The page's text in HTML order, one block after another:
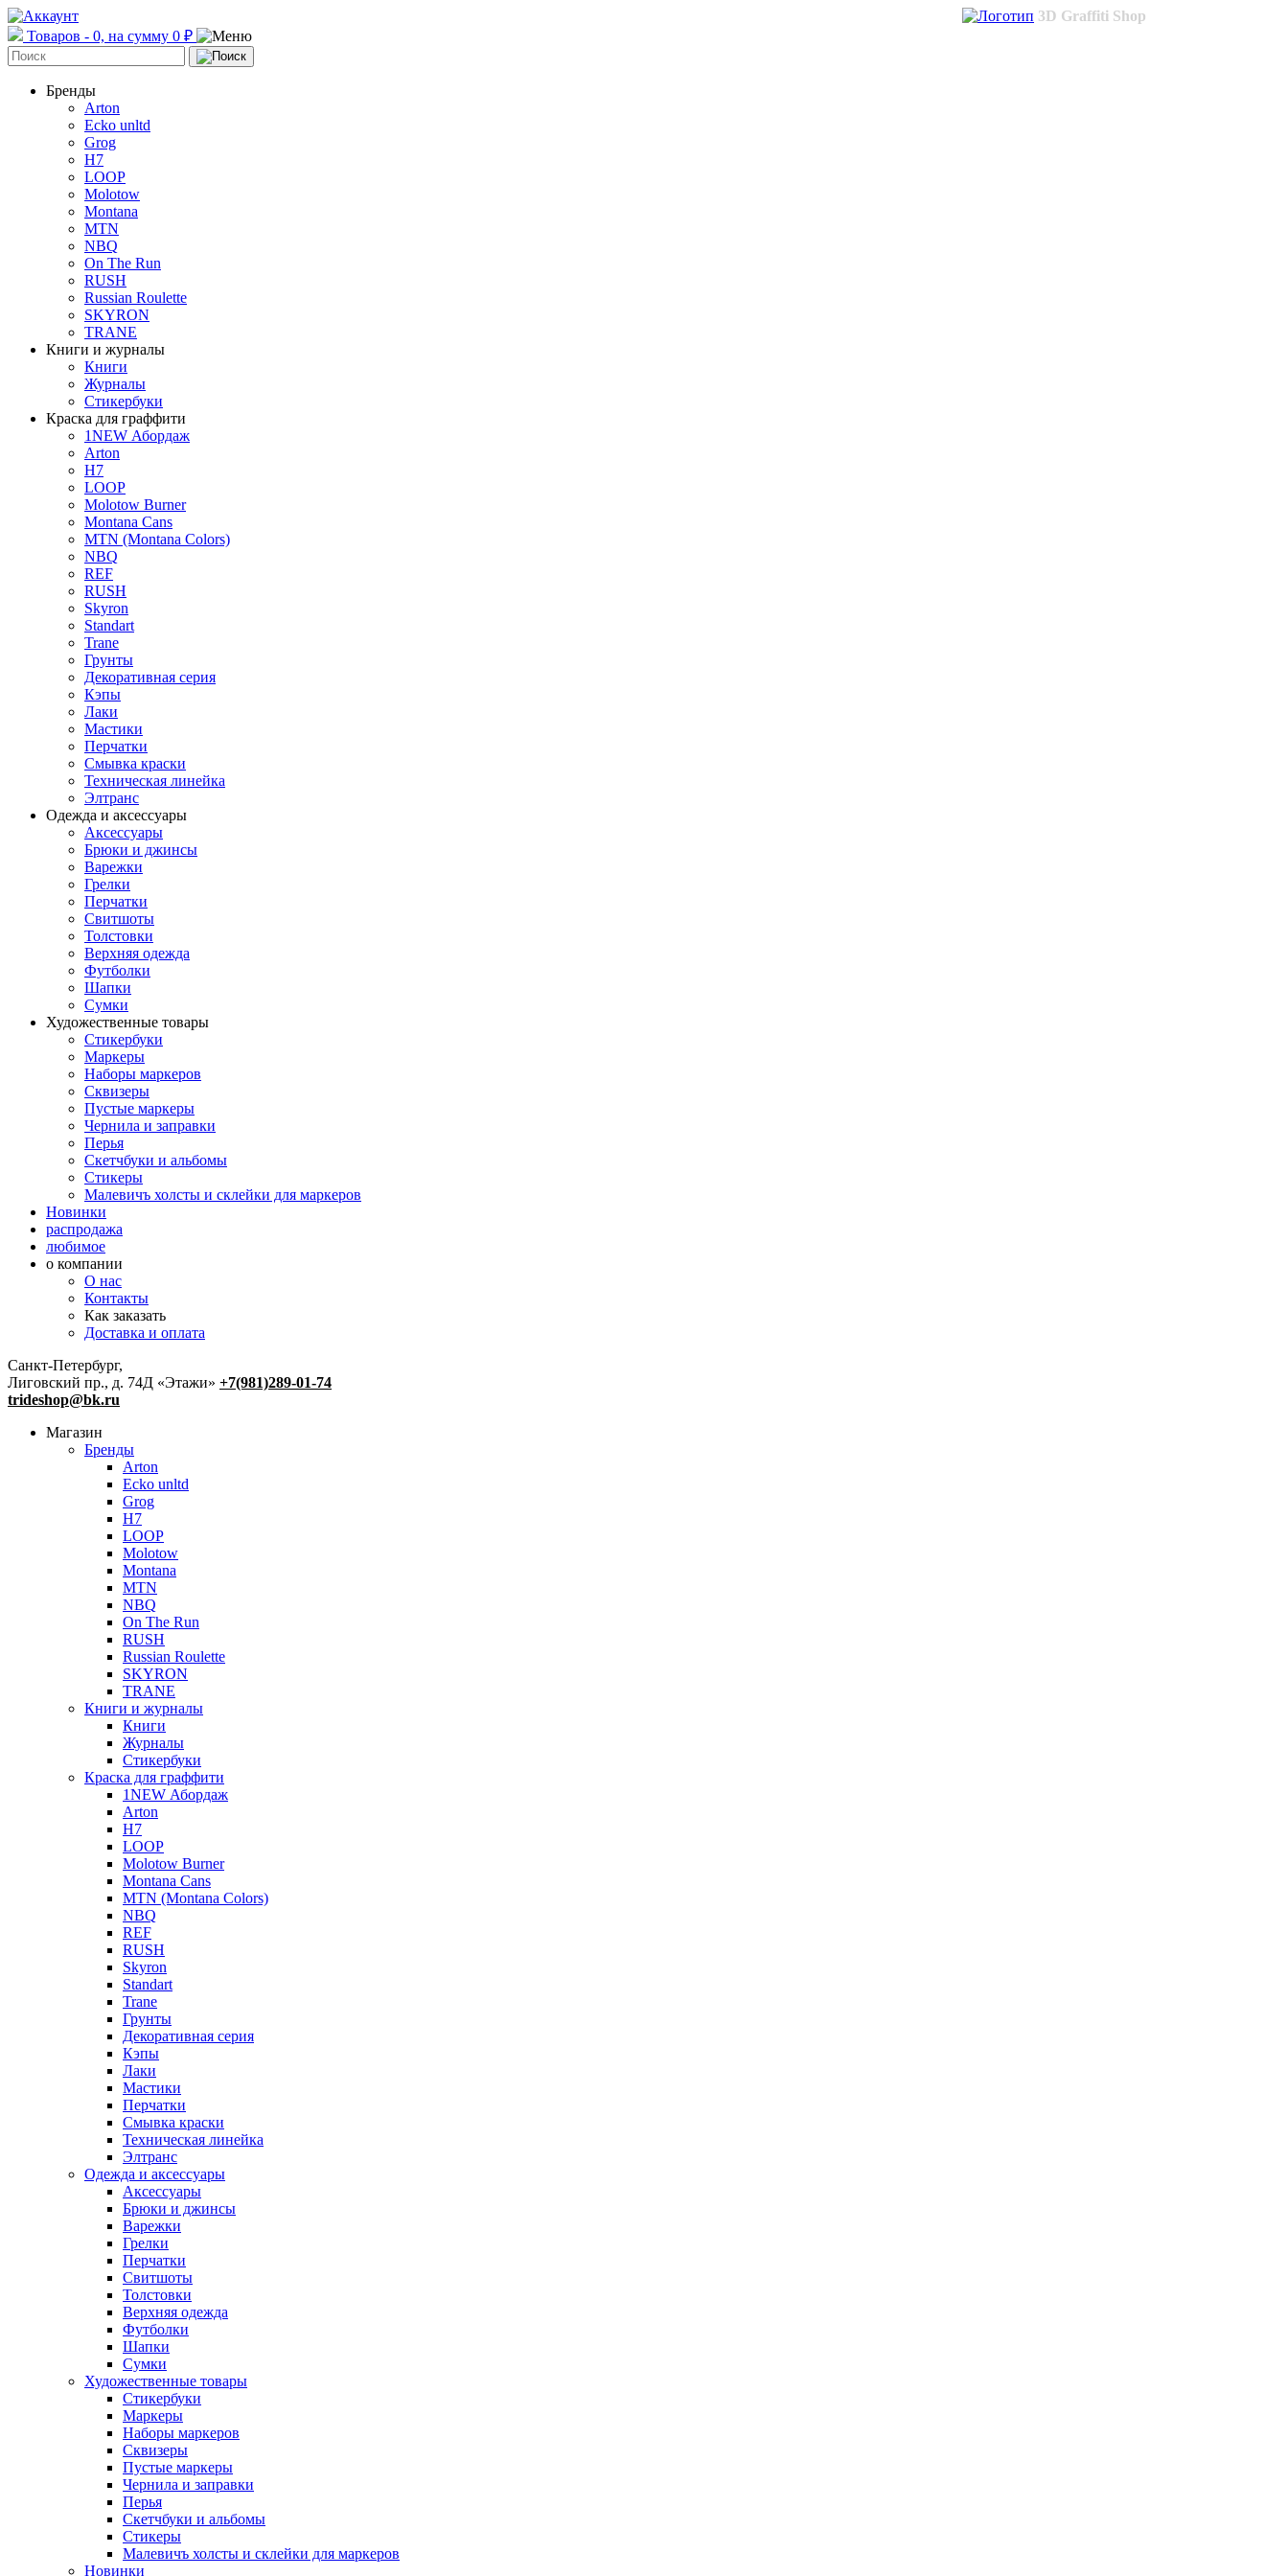
3D Graffiti Shop
Товаров - 0, на сумму 0 ₽
Бренды
Arton
Ecko unltd
Grog
H7
LOOP
Molotow
Montana
MTN
NBQ
On The Run
RUSH
Russian Roulette
SKYRON
TRANE
Книги и журналы
Книги
Журналы
Стикербуки
Краска для граффити
1NEW Абордаж
Arton
H7
LOOP
Molotow Burner
Montana Cans
MTN (Montana Colors)
NBQ
REF
RUSH
Skyron
Standart
Trane
Грунты
Декоративная серия
Кэпы
Лаки
Мастики
Перчатки
Смывка краски
Техническая линейка
Элтранс
Одежда и аксессуары
Аксессуары
Брюки и джинсы
Варежки
Грелки
Перчатки
Свитшоты
Толстовки
Верхняя одежда
Футболки
Шапки
Сумки
Художественные товары
Стикербуки
Маркеры
Наборы маркеров
Сквизеры
Пустые маркеры
Чернила и заправки
Перья
Скетчбуки и альбомы
Стикеры
Малевичъ холсты и склейки для маркеров
Новинки
распродажа
любимое
о компании
О нас
Контакты
Как заказать
Доставка и оплата
Санкт-Петербург,
Лиговский пр., д. 74Д «Этажи» +7(981)289-01-74
trideshop@bk.ru
Магазин
Бренды
Arton
Ecko unltd
Grog
H7
LOOP
Molotow
Montana
MTN
NBQ
On The Run
RUSH
Russian Roulette
SKYRON
TRANE
Книги и журналы
Книги
Журналы
Стикербуки
Краска для граффити
1NEW Абордаж
Arton
H7
LOOP
Molotow Burner
Montana Cans
MTN (Montana Colors)
NBQ
REF
RUSH
Skyron
Standart
Trane
Грунты
Декоративная серия
Кэпы
Лаки
Мастики
Перчатки
Смывка краски
Техническая линейка
Элтранс
Одежда и аксессуары
Аксессуары
Брюки и джинсы
Варежки
Грелки
Перчатки
Свитшоты
Толстовки
Верхняя одежда
Футболки
Шапки
Сумки
Художественные товары
Стикербуки
Маркеры
Наборы маркеров
Сквизеры
Пустые маркеры
Чернила и заправки
Перья
Скетчбуки и альбомы
Стикеры
Малевичъ холсты и склейки для маркеров
Новинки